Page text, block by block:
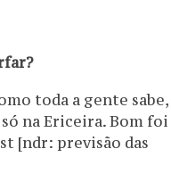
toda a gente sabe,
na Ericeira. Bom foi
[ndr: previsão das